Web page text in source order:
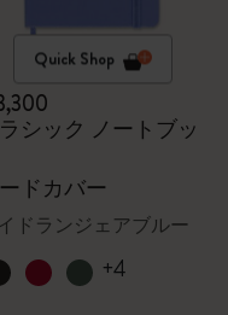
Quick Shop
シック ノートブッ
ドカバー
ドランジェアブルー
+4